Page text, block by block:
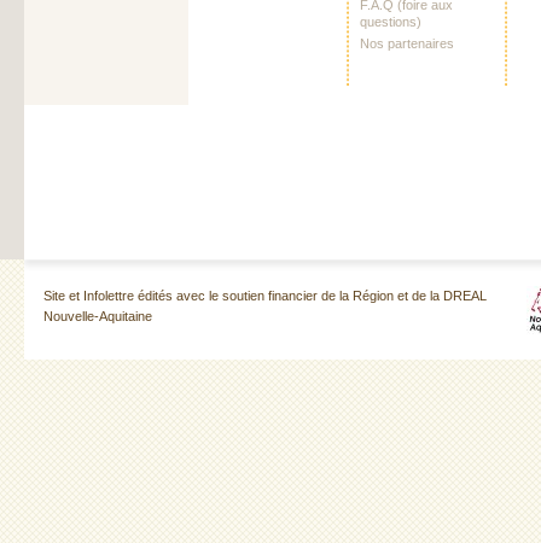
F.A.Q (foire aux
questions)
Nos partenaires
Site et Infolettre édités avec le soutien financier de la Région et de la DREAL
Nouvelle-Aquitaine